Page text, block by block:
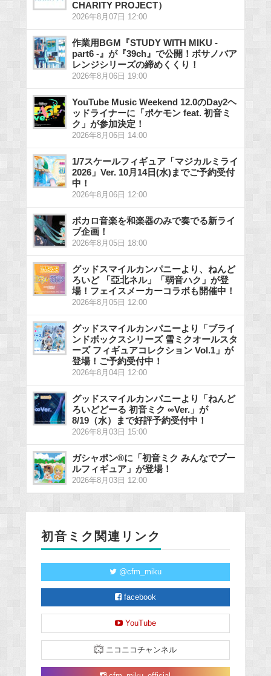
CHARITY PROJECT）
2026年8月07日 12:00
作業用BGM『STUDY WITH MIKU -
part6 -』が『39ch』で公開！ボサノバア
レンジシリーズの締めくくり！
2026年8月06日 19:00
YouTube Music Weekend 12.0のDay2ヘ
ッドライナーに「ポケモン feat. 初音ミ
ク」が参加決定！
2026年8月06日 14:00
1/7スケールフィギュア「マジカルミライ
2026」Ver. 10月14日(水)までご予約受付
中！
2026年8月06日 12:00
ボカロ音楽を和楽器のみで奏でる新ライ
ブ企画！
2026年8月05日 18:00
グッドスマイルカンパニーより、ねんど
ろいど 「亞北ネル」「弱音ハク」が登
場！フェイスメーカーコラボも開催中！
2026年8月05日 12:00
グッドスマイルカンパニーより「ブライ
ンドボックスシリーズ 雪ミクオールスタ
ーズ フィギュアコレクション Vol.1」が
登場！ご予約受付中！
2026年8月04日 12:00
グッドスマイルカンパニーより「ねんど
ろいどどーる 初音ミク ∞Ver.」が
8/19（水）まで好評予約受付中！
2026年8月03日 15:00
ガシャポン®に「初音ミク みんなでプー
ルフィギュア」が登場！
2026年8月03日 12:00
初音ミク関連リンク
@cfm_miku
facebook
YouTube
ニコニコチャンネル